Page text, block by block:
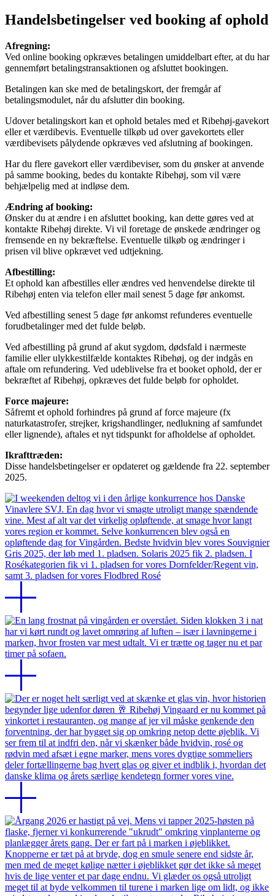
Handelsbetingelser ved booking af ophold
Afregning:
Ved online booking opkræves betalingen umiddelbart efter, at du har
gennemført betalingstransaktionen og afsluttet bookingen.
Betalingen kan ske med de betalingskort, der fremgår af
betalingsmodulet, når du afslutter din booking.
Udover betalingskort kan et ophold betales med et Ribehøj-gavekort
eller et værdibevis. Eventuelle tilkøb ud over gavekortets eller
værdibevisets pålydende opkræves ved afslutning af bookingen.
Har du flere gavekort eller værdibeviser, som du ønsker at anvende
på samme booking, bedes du kontakte Ribehøj, som vil være
behjælpelig med at indløse dem.
Ændring af booking:
Ønsker du at ændre i en afsluttet booking, kan dette gøres ved at
kontakte Ribehøj direkte. Vi vil foretage de ønskede ændringer og
fremsende en ny bekræftelse. Eventuelle tilkøb og ændringer i
prisen vil blive opkrævet ved udtjekning.
Afbestilling:
Et ophold kan afbestilles eller ændres ved henvendelse direkte til
Ribehøj enten via telefon eller mail senest 5 dage før ankomst.
Ved afbestilling senest 5 dage før ankomst refunderes eventuelle
forudbetalinger med det fulde beløb.
Ved afbestilling på grund af akut sygdom, dødsfald i nærmeste
familie eller ulykkestilfælde kontaktes Ribehøj, og der indgås en
aftale om refundering. Ved udeblivelse fra et booket ophold, der er
bekræftet af Ribehøj, opkræves det fulde beløb for opholdet.
Force majeure:
Såfremt et ophold forhindres på grund af force majeure (fx
naturkatastrofer, strejker, krigshandlinger, nedlukning af samfundet
eller lignende), aftales et nyt tidspunkt for afholdelse af opholdet.
Ikrafttræden:
Disse handelsbetingelser er opdateret og gældende fra 22. september
2025.